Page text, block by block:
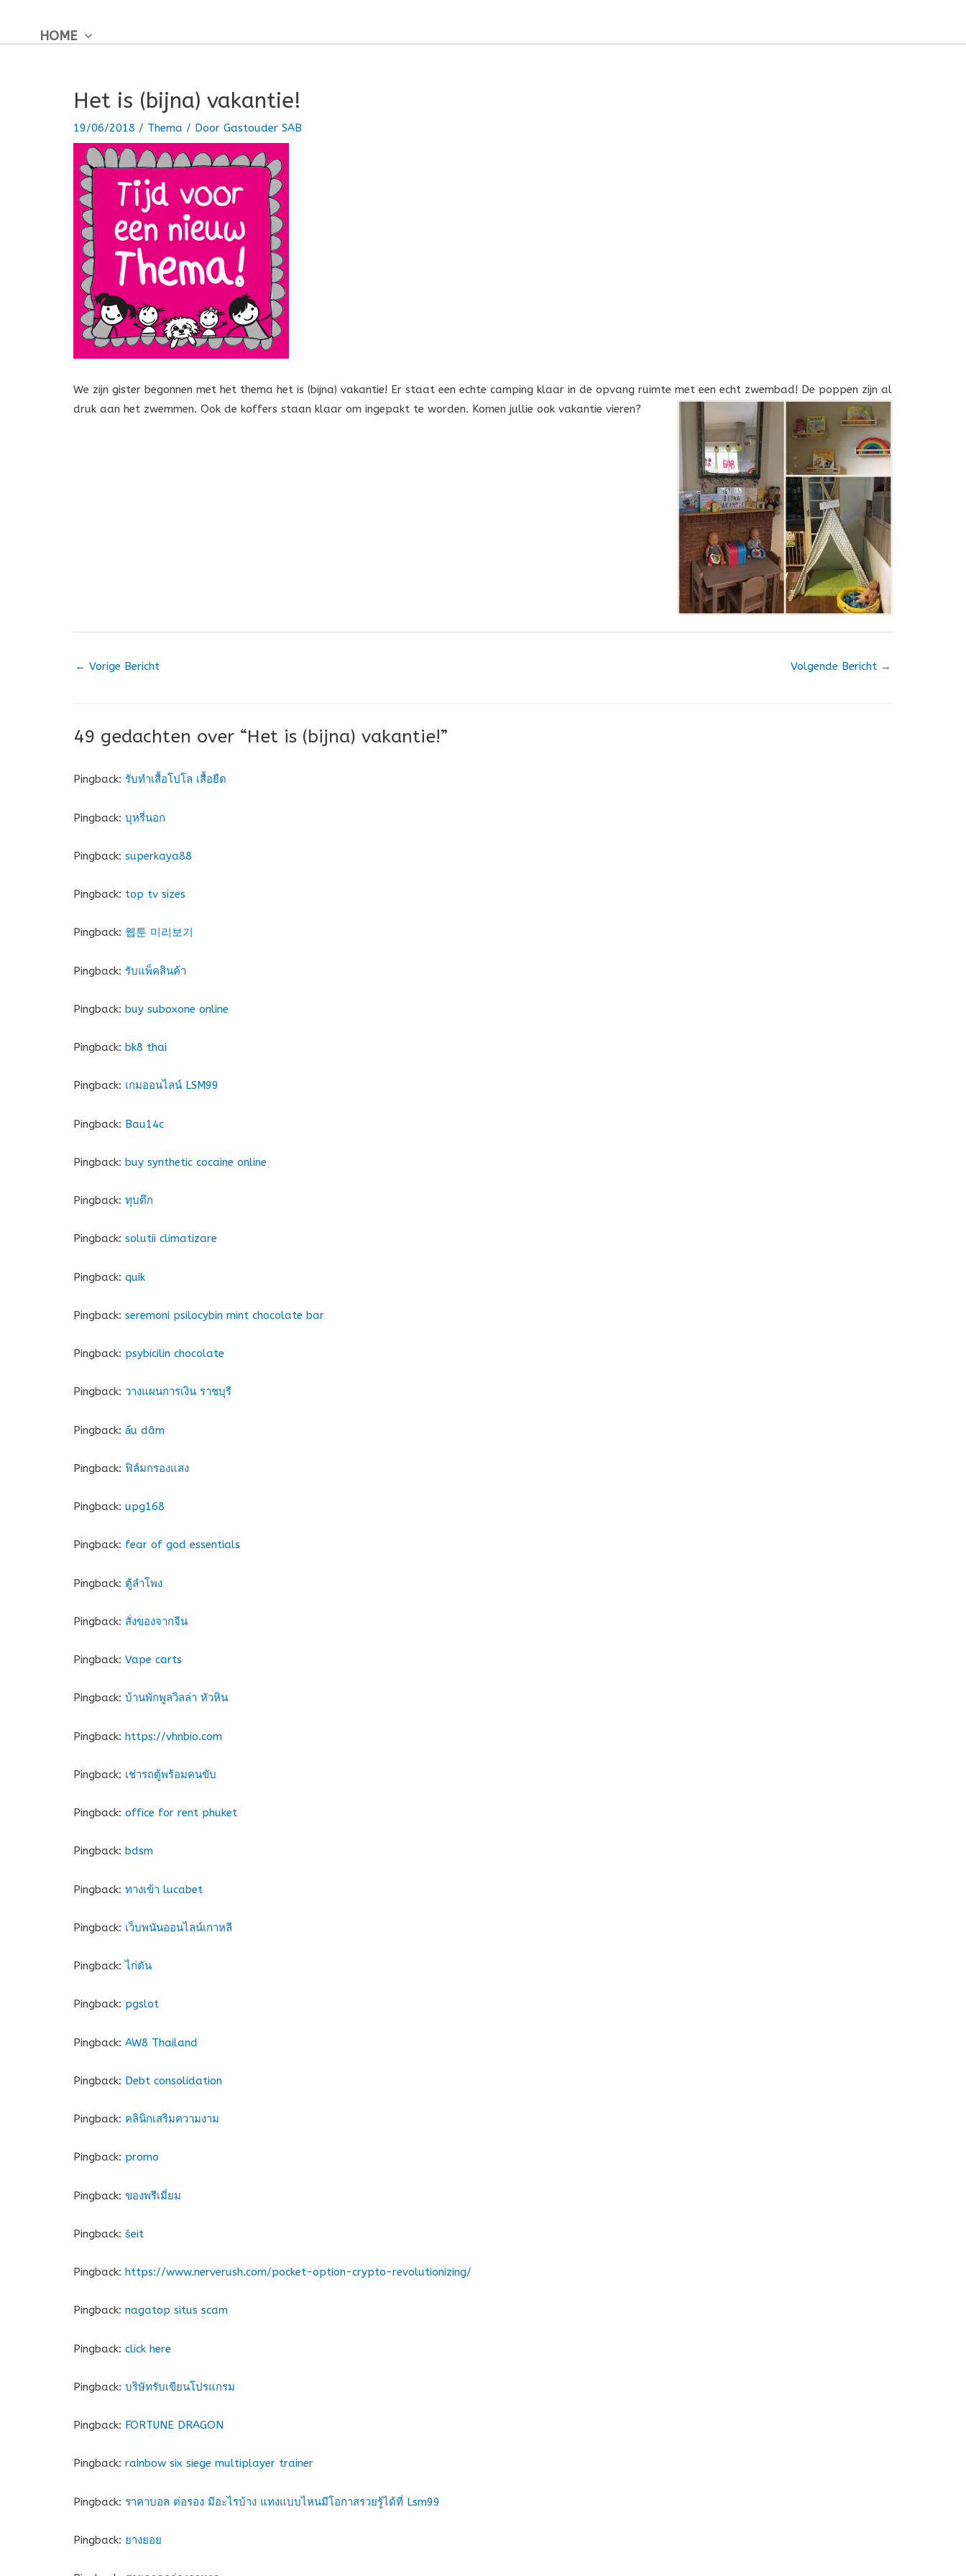
de
HOME
Het is (bijna) vakantie!
19/06/2018 / Thema / Door Gastouder SAB
We zijn gister begonnen met het thema het is (bijna) vakantie! Er staat een echte camping klaar in de opvang ruimte met een echt zwembad! De poppen zijn al
druk aan het zwemmen. Ook de koffers staan klaar om ingepakt te worden. Komen jullie ook vakantie vieren?
← Vorige Bericht Volgende Bericht →
49 gedachten over “Het is (bijna) vakantie!”
Pingback: รับทำเสื้อโปโล เสื้อยืด
Pingback: บุหรี่นอก
Pingback: superkaya88
Pingback: top tv sizes
Pingback: 웹툰 미리보기
Pingback: รับแพ็คสินค้า
Pingback: buy suboxone online
Pingback: bk8 thai
Pingback: เกมออนไลน์ LSM99
Pingback: Bau14c
Pingback: buy synthetic cocaine online
Pingback: ทุบตึก
Pingback: solutii climatizare
Pingback: quik
Pingback: seremoni psilocybin mint chocolate bar
Pingback: psybicilin chocolate
Pingback: วางแผนการเงิน ราชบุรี
Pingback: ấu dâm
Pingback: ฟิล์มกรองแสง
Pingback: upg168
Pingback: fear of god essentials
Pingback: ตู้ลำโพง
Pingback: สั่งของจากจีน
Pingback: Vape carts
Pingback: บ้านพักพูลวิลล่า หัวหิน
Pingback: https://vhnbio.com
Pingback: เช่ารถตู้พร้อมคนขับ
Pingback: office for rent phuket
Pingback: bdsm
Pingback: ทางเข้า lucabet
Pingback: เว็บพนันออนไลน์เกาหลี
Pingback:ไก่ตัน
Pingback: pgslot
Pingback: AW8 Thailand
Pingback: Debt consolidation
Pingback: คลินิกเสริมความงาม
Pingback: promo
Pingback: ของพรีเมี่ยม
Pingback: šeit
Pingback: https://www.nerverush.com/pocket-option-crypto-revolutionizing/
Pingback: nagatop situs scam
Pingback: click here
Pingback: บริษัทรับเขียนโปรแกรม
Pingback: FORTUNE DRAGON
Pingback: rainbow six siege multiplayer trainer
Pingback: ราคาบอล ต่อรอง มีอะไรบ้าง แทงแบบไหนมีโอกาสรวยรู้ได้ที่ Lsm99
Pingback: ยางยอย